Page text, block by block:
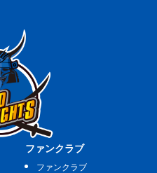
ファンクラブ
ファンクラブ